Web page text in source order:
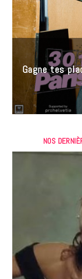
Gagne tes
NOS